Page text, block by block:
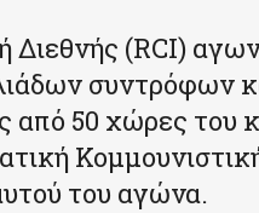
(RCI)
συντρόφων
από 50 χώρες του
του αγώνα.